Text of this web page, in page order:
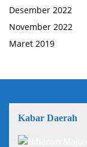
Desember 2022
November 2022
Maret 2019
Kabar Daerah